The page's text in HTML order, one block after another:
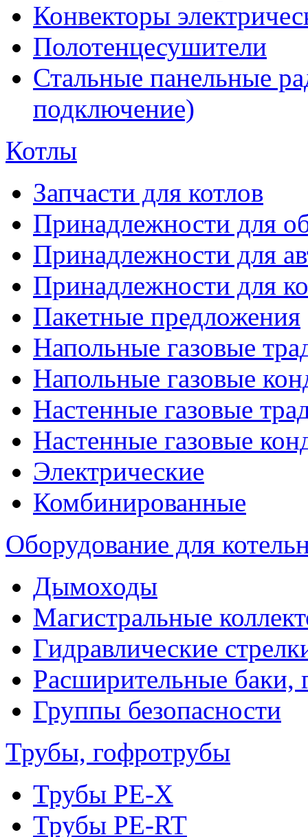
Конвекторы
Полотенцесушители
Стальные панельные
подключение)
Котлы
Запчасти для котлов
Принадлежности для
Принадлежности для
Принадлежности для
Пакетные предложения
Напольные газовые
Напольные газовые
Настенные газовые
Настенные газовые
Электрические
Комбинированные
Оборудование для
Дымоходы
Магистральные
Гидравлические
Расширительные баки,
Группы безопасности
Трубы, гофротрубы
Трубы PE-X
Трубы PE-RT